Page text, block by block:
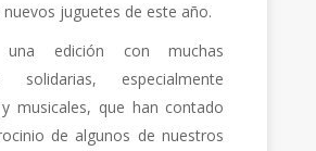
juguetes de este año.
edición con muchas
solidarias, especialmente
musicales, que han contado
de algunos de nuestros